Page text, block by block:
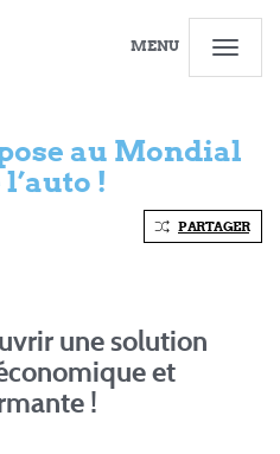
MENU
au Mondial
l’auto !
PARTAGER
une solution
et
!